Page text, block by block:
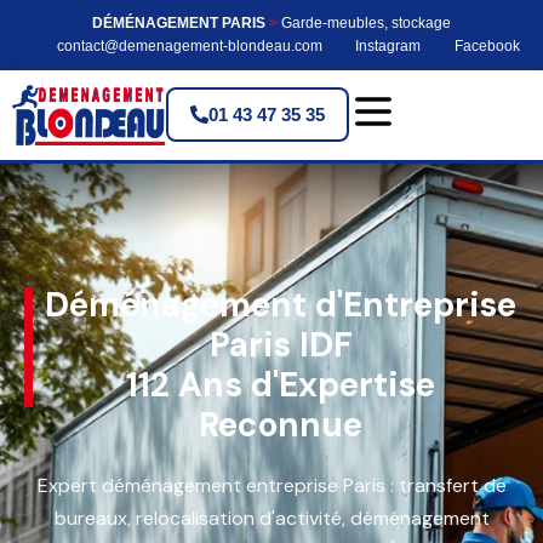
DÉMÉNAGEMENT PARIS > Garde-meubles, stockage
contact@demenagement-blondeau.com
Instagram Facebook
01 43 47 35 35
Déménagement d'Entreprise
Paris IDF
112 Ans d'Expertise
Reconnue
Expert déménagement entreprise Paris : transfert de
bureaux, relocalisation d'activité, déménagement